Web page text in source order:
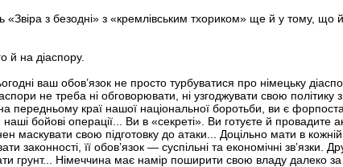
з безодні» з «кремлівським тхориком» ще й у тому, що
й на діаспору.
ваш обов’язок не просто турбуватися про німецьку
не треба ні обговорювати, ні узгоджувати свою
передньому краї нашої національної боротьби, ви є
бойові операції... Ви в «секреті». Ви готуєте й провадите
маскувати свою підготовку до атаки... Доцільно мати в кожній
законності, її обов’язок — суспільні та економічні зв’язки.
грунт... Німеччина має намір поширити свою владу далеко